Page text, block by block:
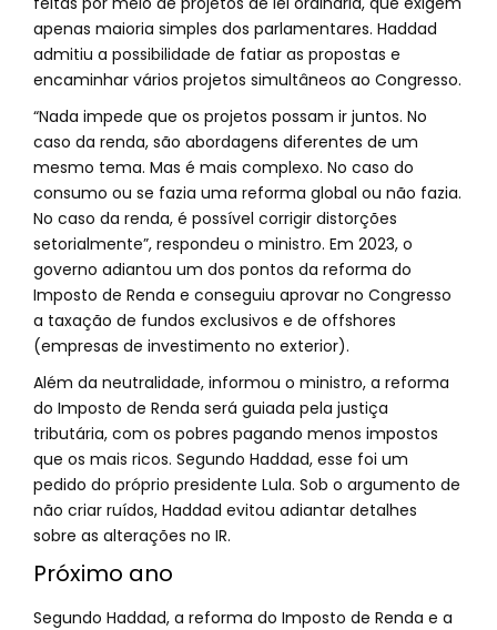
apenas maioria simples dos parlamentares. Haddad
admitiu a possibilidade de fatiar as propostas e
encaminhar vários projetos simultâneos ao Congresso.
“Nada impede que os projetos possam ir juntos. No
caso da renda, são abordagens diferentes de um
mesmo tema. Mas é mais complexo. No caso do
consumo ou se fazia uma reforma global ou não fazia.
No caso da renda, é possível corrigir distorções
setorialmente”, respondeu o ministro. Em 2023, o
governo adiantou um dos pontos da reforma do
Imposto de Renda e conseguiu aprovar no Congresso
a taxação de fundos exclusivos e de offshores
(empresas de investimento no exterior).
Além da neutralidade, informou o ministro, a reforma
do Imposto de Renda será guiada pela justiça
tributária, com os pobres pagando menos impostos
que os mais ricos. Segundo Haddad, esse foi um
pedido do próprio presidente Lula. Sob o argumento de
não criar ruídos, Haddad evitou adiantar detalhes
sobre as alterações no IR.
Próximo ano
Segundo Haddad, a reforma do Imposto de Renda e a